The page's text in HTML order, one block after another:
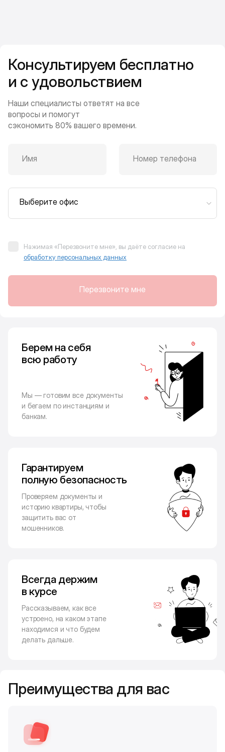
Консультируем бесплатно
и с удовольствием
Наши специалисты ответят на все
вопросы и помогут
сэкономить 80% вашего времени.
Имя Номер телефона
Выберите офис
Нажимая «Перезвоните мне», вы даёте согласие на
обработку персональных данных
Перезвоните мне
Берем на себя
всю работу
Мы — готовим все документы
и бегаем по инстанциям и
банкам.
Гарантируем
полную безопасность
Проверяем документы и
историю квартиры, чтобы
защитить вас от
мошенников.
Всегда держим
в курсе
Рассказываем, как все
устроено, на каком этапе
находимся и что будем
делать дальше.
Преимущества для вас